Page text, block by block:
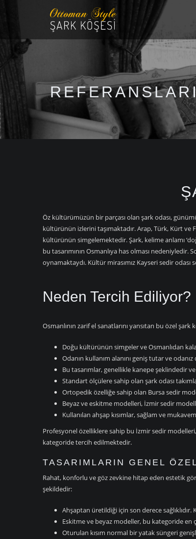
Öz kültürümüzün bir parçası olan şark odası,
kültürünün izlerini taşımaktadır. Arap, Türk, Kürt ve
kültürünün simgelemektedir. Şark, kelime anlamı
bu tasarımının Osmanlıya has olması
oynamaktaydı. Kültür mirasımız Kayseri sedir
Neden Tercih Ediliyor?
Osmanlının zarif el sanatlarını yansıtan bu özel
Doğu kültürünün simgeler ve Osmanlıdan
Odanın kullanım alanını geniş tutar ve
Bu tasarımlar, genellikle kanepe şeklindedir
Standart ölçülere sahip olan şark odası
Ortopedik özelliğe sahip olan Bursa sedir
Beyaz ve eskitme modelleri, İzmir sedir
Kullanılan ahşap kısımlar, sağlam ve
Profesyonel özelliklere sahip bu İzmir sedir
kategoride tercih edilmektedir.
TASARIMLARIN GENEL
Rahat, konforlu ve göz zevkine hitap eden estetik
şekildedir:
Ahşaptan üretildiği için son derece
Eskitme ve beyaz modeller, bu kategoride
Oturulan kısım normal bir yatak süngeri